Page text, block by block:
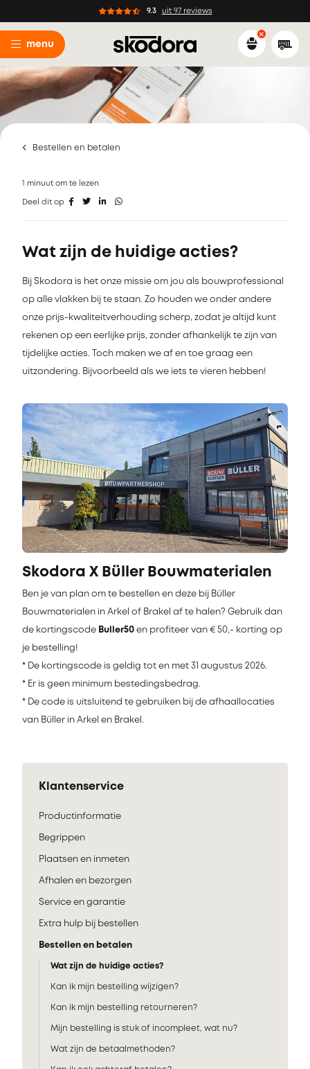
9.3 uit 97 reviews
menu
Bestellen en betalen
1 minuut om te lezen
Deel dit op
Wat zijn de huidige acties?
Bij Skodora is het onze missie om jou als bouwprofessional
op alle vlakken bij te staan. Zo houden we onder andere
onze prijs-kwaliteitverhouding scherp, zodat je altijd kunt
rekenen op een eerlijke prijs, zonder afhankelijk te zijn van
tijdelijke acties. Toch maken we af en toe graag een
uitzondering. Bijvoorbeeld als we iets te vieren hebben!
Skodora X Büller Bouwmaterialen
Ben je van plan om te bestellen en deze bij Büller
Bouwmaterialen in Arkel of Brakel af te halen? Gebruik dan
de kortingscode Buller50 en profiteer van € 50,- korting op
je bestelling!
* De kortingscode is geldig tot en met 31 augustus 2026.
* Er is geen minimum bestedingsbedrag.
* De code is uitsluitend te gebruiken bij de afhaallocaties
van Büller in Arkel en Brakel.
Klantenservice
Productinformatie
Begrippen
Plaatsen en inmeten
Afhalen en bezorgen
Service en garantie
Extra hulp bij bestellen
Bestellen en betalen
Wat zijn de huidige acties?
Kan ik mijn bestelling wijzigen?
Kan ik mijn bestelling retourneren?
Mijn bestelling is stuk of incompleet, wat nu?
Wat zijn de betaalmethoden?